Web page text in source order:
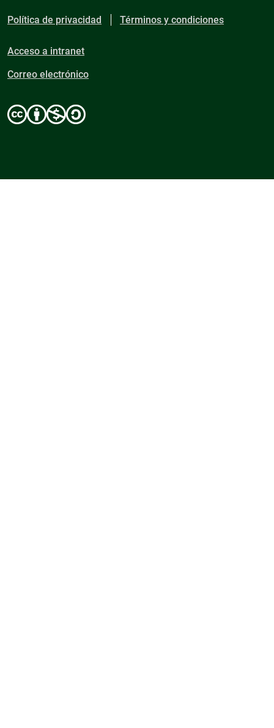
Política de privacidad Términos y condiciones
Acceso a intranet
Correo electrónico